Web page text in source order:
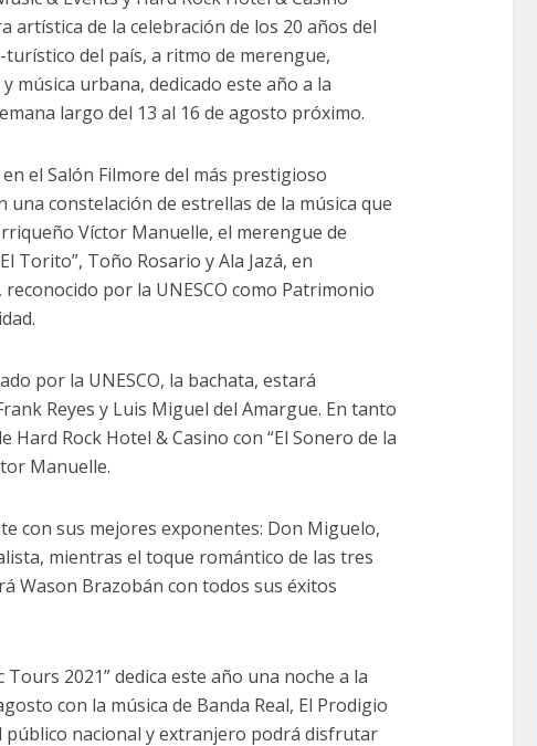
artística de la celebración de los 20 años del
del país, a ritmo de merengue,
música urbana, dedicado este año a la
largo del 13 al 16 de agosto próximo.
el Salón Filmore del más prestigioso
constelación de estrellas de la música que
Víctor Manuelle, el merengue de
Torito”, Toño Rosario y Ala Jazá, en
por la UNESCO como Patrimonio
por la UNESCO, la bachata, estará
Reyes y Luis Miguel del Amargue. En tanto
Hard Rock Hotel & Casino con “El Sonero de la
Manuelle.
con sus mejores exponentes: Don Miguelo,
mientras el toque romántico de las tres
Wason Brazobán con todos sus éxitos
2021” dedica este año una noche a la
con la música de Banda Real, El Prodigio
público nacional y extranjero podrá disfrutar